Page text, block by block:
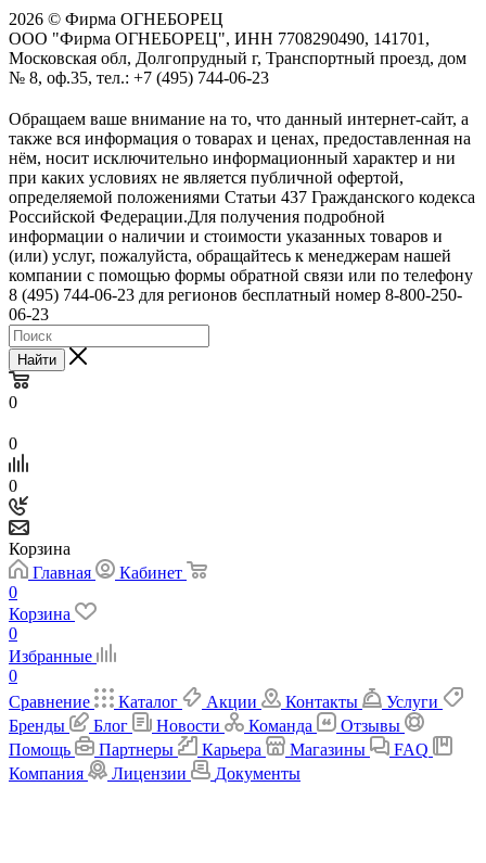
2026 © Фирма ОГНЕБОРЕЦ
ООО "Фирма ОГНЕБОРЕЦ", ИНН 7708290490, 141701,
Московская обл, Долгопрудный г, Транспортный проезд, дом
№ 8, оф.35, тел.: +7 (495) 744-06-23
Обращаем ваше внимание на то, что данный интернет-сайт, а
также вся информация о товарах и ценах, предоставленная на
нём, носит исключительно информационный характер и ни
при каких условиях не является публичной офертой,
определяемой положениями Статьи 437 Гражданского кодекса
Российской Федерации.Для получения подробной
информации о наличии и стоимости указанных товаров и
(или) услуг, пожалуйста, обращайтесь к менеджерам нашей
компании с помощью формы обратной связи или по телефону
8 (495) 744-06-23 для регионов бесплатный номер 8-800-250-
06-23
Найти
0
0
0
Корзина
Главная
Кабинет
0
Корзина
0
Избранные
0
Сравнение
Каталог Акции Контакты
Услуги
Бренды
Блог Новости Команда
Отзывы
Помощь
Партнеры Карьера Магазины
FAQ
Компания
Лицензии Документы